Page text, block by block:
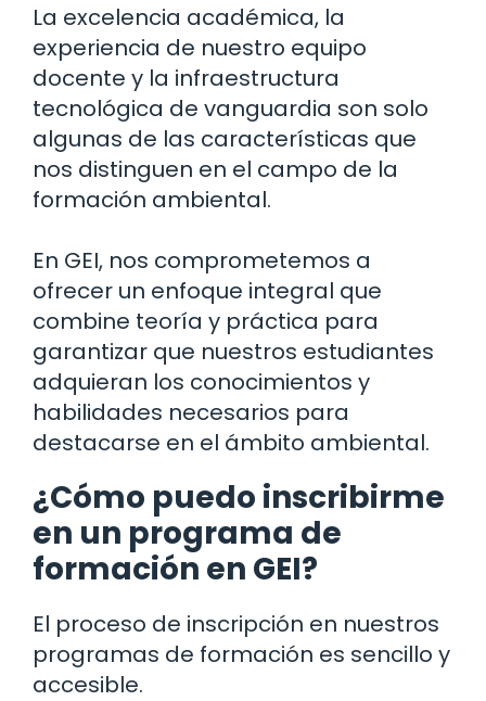
La excelencia académica, la
experiencia de nuestro equipo
docente y la infraestructura
tecnológica de vanguardia son solo
algunas de las características que
nos distinguen en el campo de la
formación ambiental.
En GEI, nos comprometemos a
ofrecer un enfoque integral que
combine teoría y práctica para
garantizar que nuestros estudiantes
adquieran los conocimientos y
habilidades necesarios para
destacarse en el ámbito ambiental.
¿Cómo puedo inscribirme
en un programa de
formación en GEI?
El proceso de inscripción en nuestros
programas de formación es sencillo y
accesible.